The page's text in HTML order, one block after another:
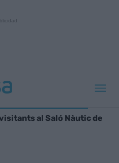
al Saló Nàutic de